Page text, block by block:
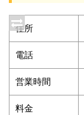
住所
電話
営業時間
料金